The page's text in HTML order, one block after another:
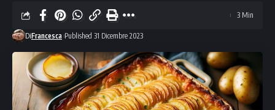
DiFrancesca Published 31 Dicembre 2023
3 Min